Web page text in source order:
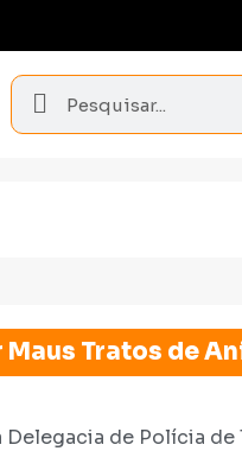
Tratos de
de Polícia de